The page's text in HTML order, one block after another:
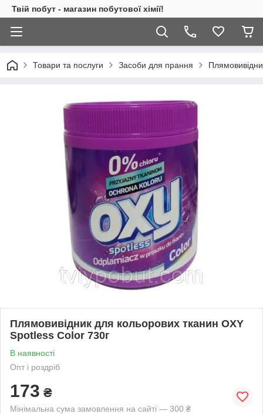
Твій побут - магазин побутової хімії!
Товари та послуги Засоби для прання
Плямовивідник для кольорових тканин OXY
Spotless Color 730г
В наявності
Опт і роздріб
173 ₴
Мінімальна сума замовлення на сайті — 300 ₴